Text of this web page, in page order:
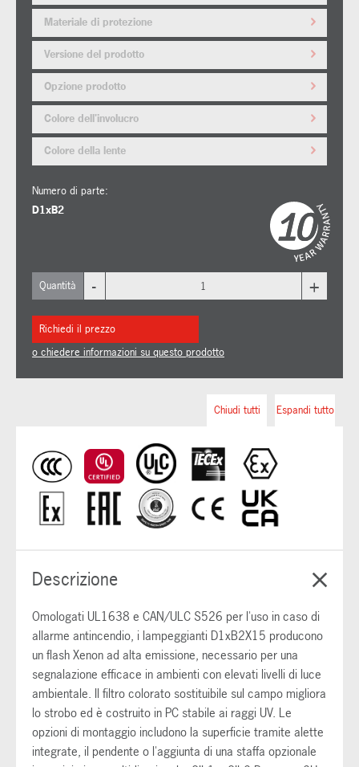
Materiale di protezione
Versione del prodotto
Opzione prodotto
Colore dell'involucro
Colore della lente
Numero di parte:
D1xB2
Quantità - +
Richiedi il prezzo
o chiedere informazioni su questo prodotto
Espandi tutto
Chiudi tutti
Descrizione
Omologati UL1638 e CAN/ULC S526 per l'uso in caso di
allarme antincendio, i lampeggianti D1xB2X15 producono
un flash Xenon ad alta emissione, necessario per una
segnalazione efficace in ambienti con elevati livelli di luce
ambientale. Il filtro colorato sostituibile sul campo migliora
lo strobo ed è costruito in PC stabile ai raggi UV. Le
opzioni di montaggio includono la superficie tramite alette
integrate, il pendente o l'aggiunta di una staffa opzionale